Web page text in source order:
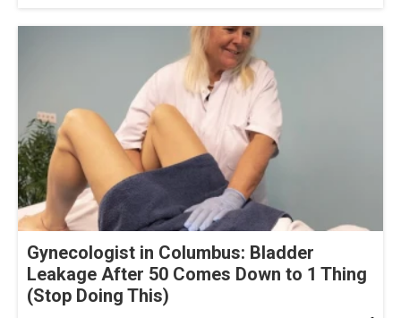
Gynecologist in Columbus: Bladder
Leakage After 50 Comes Down to 1 Thing
(Stop Doing This)